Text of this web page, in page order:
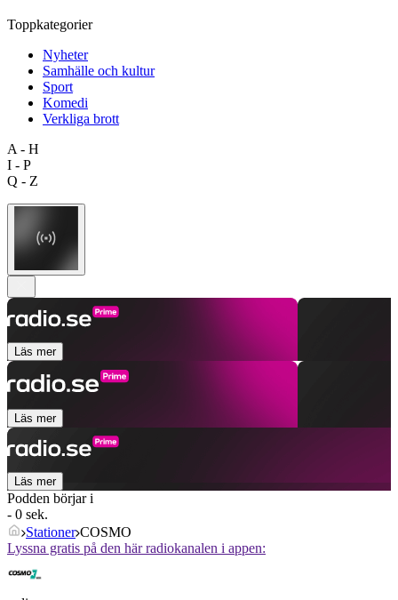
Toppkategorier
Nyheter
Samhälle och kultur
Sport
Komedi
Verkliga brott
A - H
I - P
Q - Z
Läs mer
Läs mer
Läs mer
Podden börjar i
- 0 sek.
Stationer COSMO
Lyssna gratis på den här radiokanalen i appen: